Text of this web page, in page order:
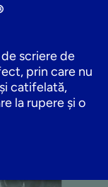
scriere de
prin care nu
catifelată,
la rupere și o